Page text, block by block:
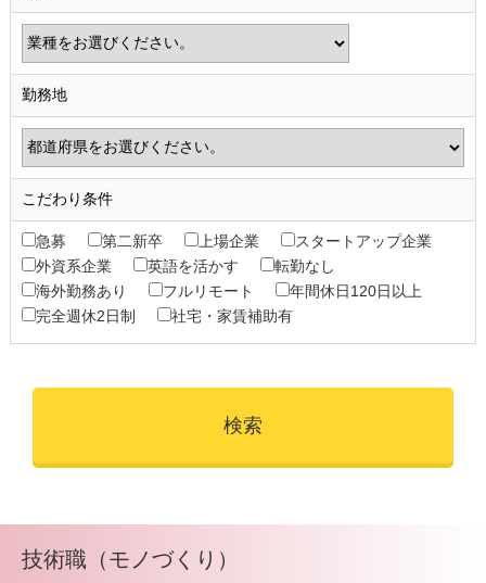
勤務地
こだわり条件
急募 第二新卒 上場企業
スタートアップ企業
外資系企業
英語を活かす
転勤なし
海外勤務あり
フルリモート
年間休日120日以上
完全週休2日制
社宅・家賃補助有
技術職（モノづくり）